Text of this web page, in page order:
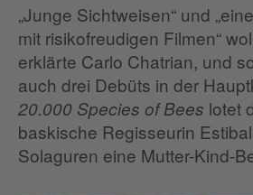
„Junge Sichtweisen“ und
mit risikofreudigen Filmen“
erklärte Carlo Chatrian, und
auch drei Debüts in der
20.000 Species of Bees lotet
baskische Regisseurin
Solaguren eine Mutter-Kind-